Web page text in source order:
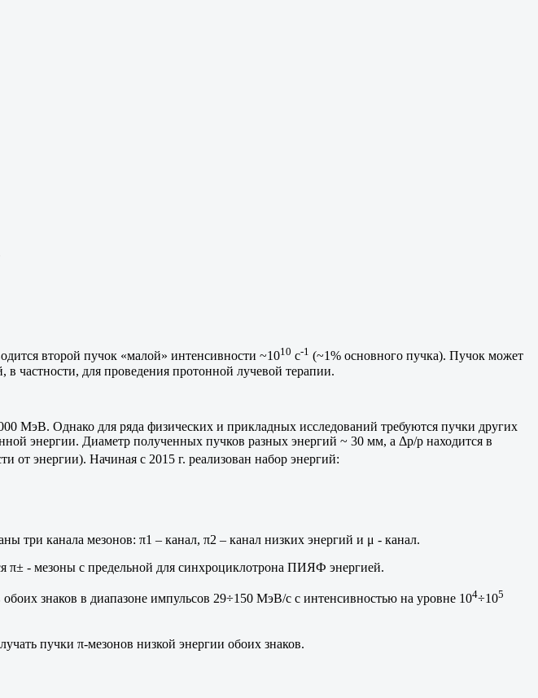
второй пучок «малой» интенсивности ~1010 с-1 (~1% основного пучка). Пучок может
частности, для проведения протонной лучевой терапии.
МэВ. Однако для ряда физических и прикладных исследований требуются пучки других
энергии. Диаметр полученных пучков разных энергий ~ 30 мм, а Δр/р находится в
от энергии). Начиная с 2015 г. реализован набор энергий:
три канала мезонов: π1 – канал, π2 – канал низких энергий и μ - канал.
- мезоны с предельной для синхроциклотрона ПИЯФ энергией.
знаков в диапазоне импульсов 29÷150 МэВ/c с интенсивностью на уровне 104÷105
пучки π-мезонов низкой энергии обоих знаков.